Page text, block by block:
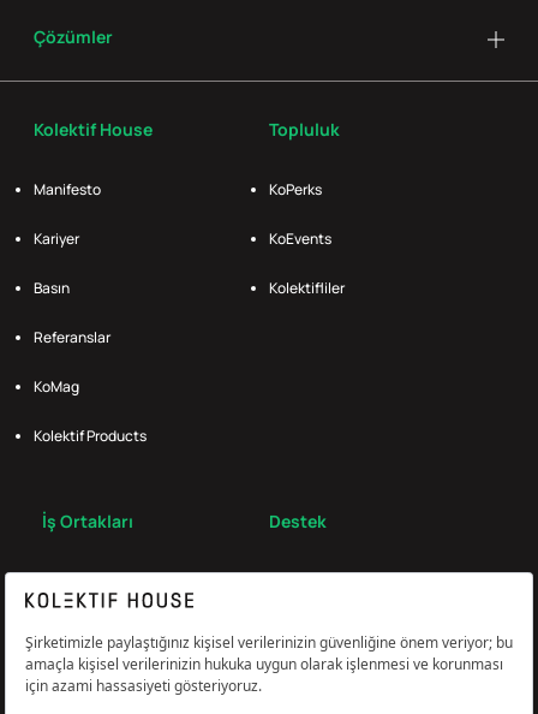
Kolektif House
Manifesto
Kariyer
Basın
Referanslar
KoMag
Kolektif Products
Topluluk
KoPerks
KoEvents
Kolektifliler
İş Ortakları Destek
Çözümler